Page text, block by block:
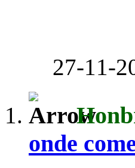
27-11-
onde